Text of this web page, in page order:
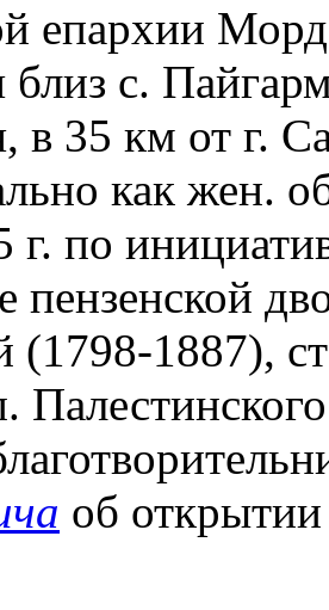
епархии
близ с.
в 35 км от г.
как жен.
г. по
пензенской
(1798-1887),
об